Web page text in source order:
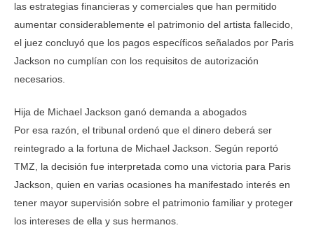
las estrategias financieras y comerciales que han permitido
aumentar considerablemente el patrimonio del artista fallecido,
el juez concluyó que los pagos específicos señalados por Paris
Jackson no cumplían con los requisitos de autorización
necesarios.
Hija de Michael Jackson ganó demanda a abogados
Por esa razón, el tribunal ordenó que el dinero deberá ser
reintegrado a la fortuna de Michael Jackson. Según reportó
TMZ, la decisión fue interpretada como una victoria para Paris
Jackson, quien en varias ocasiones ha manifestado interés en
tener mayor supervisión sobre el patrimonio familiar y proteger
los intereses de ella y sus hermanos.